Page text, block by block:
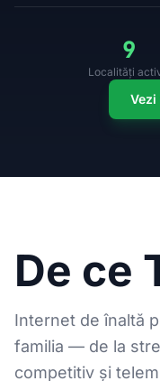
9
Localități
De ce
Internet de înaltă
familia — de la
competitiv și